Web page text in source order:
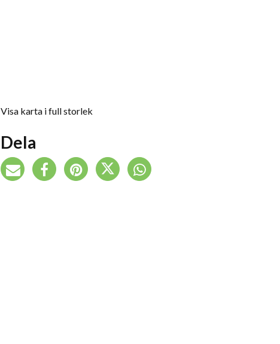
Visa karta i full storlek
Dela